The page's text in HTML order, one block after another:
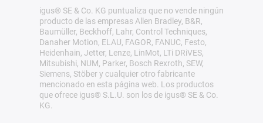
igus® SE & Co. KG puntualiza que no vende ningún
producto de las empresas Allen Bradley, B&R,
Baumüller, Beckhoff, Lahr, Control Techniques,
Danaher Motion, ELAU, FAGOR, FANUC, Festo,
Heidenhain, Jetter, Lenze, LinMot, LTi DRiVES,
Mitsubishi, NUM, Parker, Bosch Rexroth, SEW,
Siemens, Stöber y cualquier otro fabricante
mencionado en esta página web. Los productos
que ofrece igus® S.L.U. son los de igus® SE & Co.
KG.